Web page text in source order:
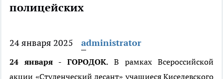
полицейских
24 января 2025 administrator
24 января - ГОРОДОК. В рамках Всероссийской
акции «Студенческий десант» учащиеся Киселевского